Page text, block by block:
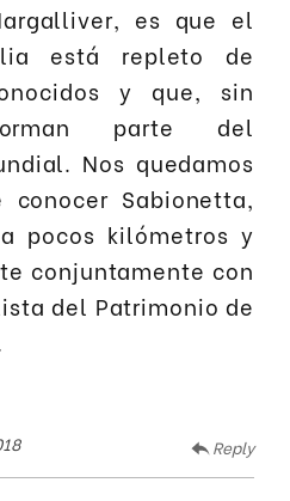
es que el
está repleto de
y que, sin
parte del
Nos quedamos
conocer Sabionetta,
pocos kilómetros y
conjuntamente con
del Patrimonio de
Reply